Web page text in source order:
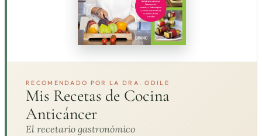
RECOMENDADO POR LA DRA. ODILE
Mis Recetas de Cocina
Anticáncer
El recetario gastronómico